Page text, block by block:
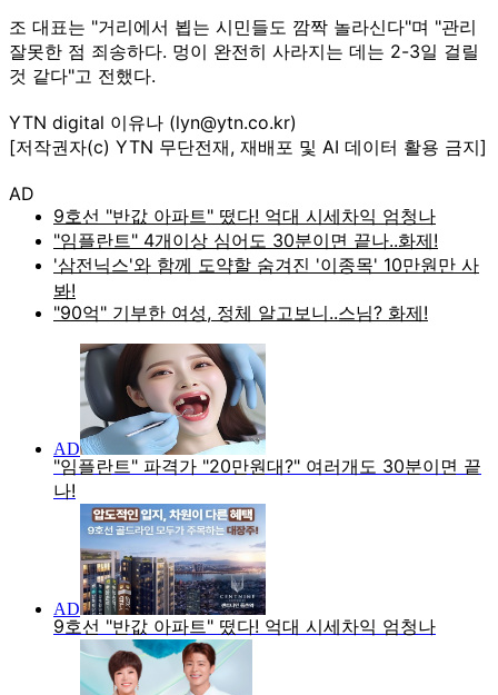
조 대표는 "거리에서 뵙는 시민들도 깜짝 놀라신다"며 "관리
잘못한 점 죄송하다. 멍이 완전히 사라지는 데는 2-3일 걸릴
것 같다"고 전했다.
YTN digital 이유나 (lyn@ytn.co.kr)
[저작권자(c) YTN 무단전재, 재배포 및 AI 데이터 활용 금지]
AD